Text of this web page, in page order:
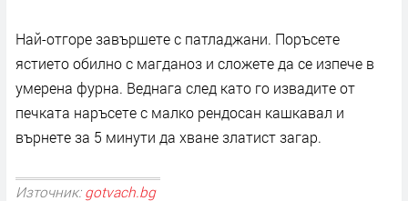
Най-отгоре завършете с патладжани. Поръсете
ястието обилно с магданоз и сложете да се изпече в
умерена фурна. Веднага след като го извадите от
печката наръсете с малко рендосан кашкавал и
върнете за 5 минути да хване златист загар.
Източник: gotvach.bg